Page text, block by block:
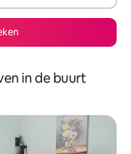
in de buurt